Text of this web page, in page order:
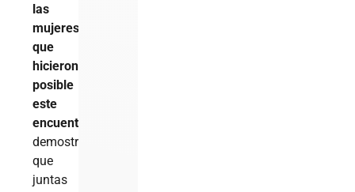
las
mujeres
que
hicieron
posible
este
encuentro
demostrando
que
juntas